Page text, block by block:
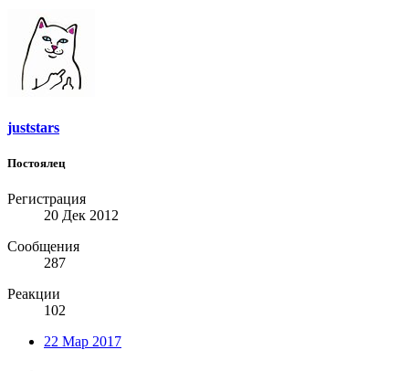
juststars
Постоялец
Регистрация
20 Дек 2012
Сообщения
287
Реакции
102
22 Мар 2017